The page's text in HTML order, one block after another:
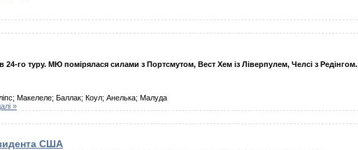
24-го туру. МЮ помірялася силами з Портсмутом, Вест Хем із Ліверпулем, Челсі з Редінгом.
Макелеле; Баллак; Коул; Анелька; Малуда
»
США